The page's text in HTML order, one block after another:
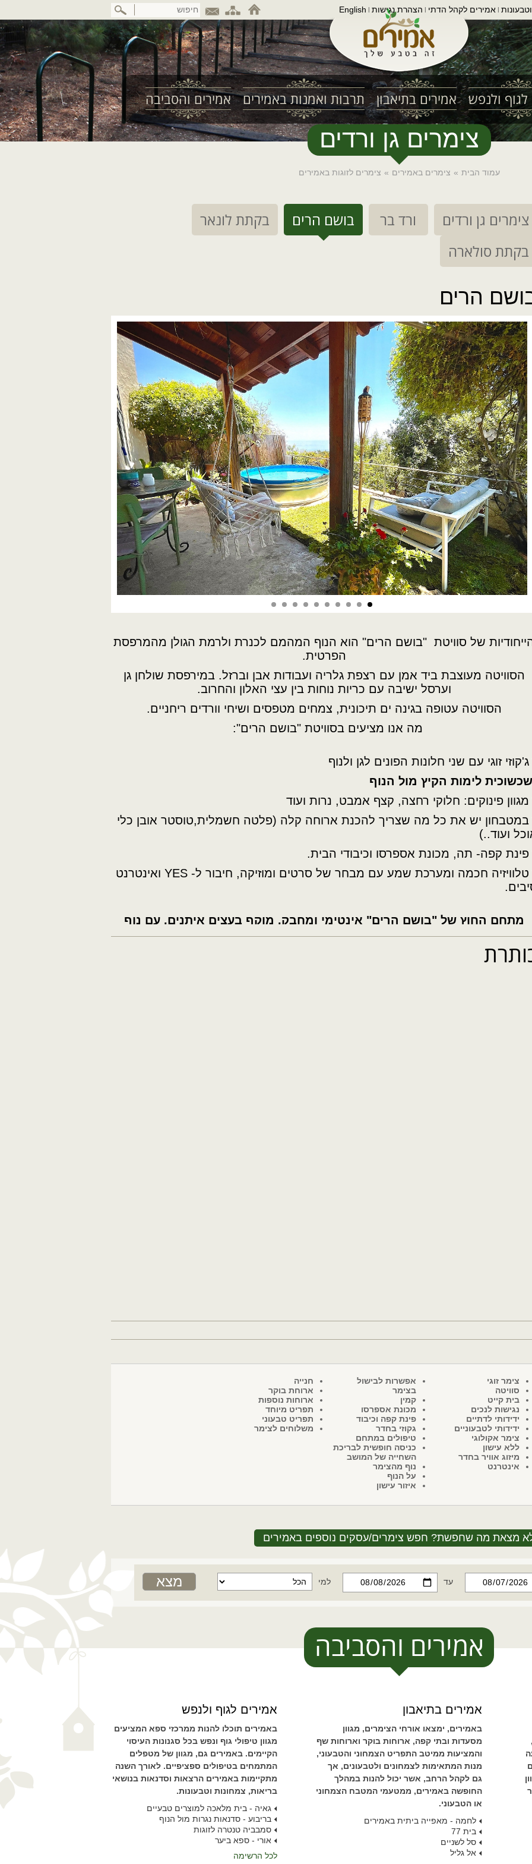
לתוכן
המרכזי
| אמירים לקהל הדתי | הצהרת נגישות |
English
לגוף ולנפש אמירים בתיאבון תרבות ואמנות באמירים אמירים והסביבה
צימרים גן ורדים
עמוד הבית » צימרים באמירים » צימרים לזוגות באמירים
צימרים גן ורדים ורד בר בושם הרים
בקתת לונאר
בקתת סולארה
הרים
של סוויטת "בושם הרים" הוא הנוף המהמם לכנרת ולרמת הגולן מהמרפסת
הפרטית.
הסוויטה מעוצבת ביד אמן עם רצפת גלריה ועבודות אבן וברזל. במירפסת שולחן גן
וערסל ישיבה עם כריות נוחות בין עצי האלון והחרוב.
הסוויטה עטופה בגינה ים תיכונית, צמחים מטפסים ושיחי וורדים ריחניים.
מה אנו מציעים בסוויטת "בושם הרים":
זוגי עם שני חלונות הפונים לגן ולנוף
לימות הקיץ מול הנוף
פינוקים: חלוקי רחצה, קצף אמבט, נרות ועוד
במטבחון יש את כל מה שצריך להכנת ארוחה קלה (פלטה חשמלית,טוסטר אובן כלי
ועוד..)
פינת קפה- תה, מכונת אספרסו וכיבודי הבית.
* טלוויזיה חכמה ומערכת שמע עם מבחר של סרטים ומוזיקה, חיבור ל- YES ואינטרנט
מתחם החוץ של "בושם הרים" אינטימי ומחבק, מוקף בעצים איתנים, עם נוף
מדהים של הכנרת,המעניקים למקום תחושה של חורש ומרחבים
צימר זוגי
סוויטה
בית קייט
נגישות לנכים
ידידותי לדתיים
ידידותי לטבעוניים
צימר אקולוגי
ללא עישון
מיזוג אוויר בחדר
אינטרנט
אפשרות לבישול
בצימר
קמין
מכונת אספרסו
פינת קפה וכיבוד
גקוזי בחדר
טיפולים במתחם
כניסה חופשית לבריכת
השחייה של המושב
נוף מהצימר
על הנוף
איזור עישון
חנייה
ארוחת בוקר
ארוחות נוספות
תפריט מיוחד
תפריט טבעוני
משלוחים לצימר
מצאת מה שחפשת? חפש צימרים/עסקים נוספים באמירים
עד למי
אמירים והסביבה
אמירים בתיאבון
באמירים, ימצאו אורחי הצימרים, מגוון
מסעדות ובתי קפה, ארוחות בוקר וארוחות שף
והמציעות ממיטב התפריט הצמחוני והטבעוני,
מנות המתאימות לצמחונים ולטבעונים, אך
גם לקהל הרחב, אשר יכול להנות במהלך
החופשה באמירים, ממטעמי המטבח הצמחוני
או הטבעוני.
לחמה - מאפייה ביתית באמירים
בית 77
סל לשניים
אל גליל
אמירים לגוף ולנפש
באמירים תוכלו להנות ממרכזי ספא המציעים
מגוון טיפולי גוף ונפש בכל סגנונות העיסוי
הקיימים. באמירים גם, מגוון של מטפלים
המתמחים בטיפולים ספציפיים. לאורך השנה
מתקיימות באמירים הרצאות וסדנאות בנושאי
בריאות, צמחונות וטבעונות.
גאיה - בית מלאכה למוצרים טבעיים
בריבוע - סדנאות נגרות מול הנוף
סמבביה טנטרה לזוגות
אורי - ספא ביער
לכל הרשימה